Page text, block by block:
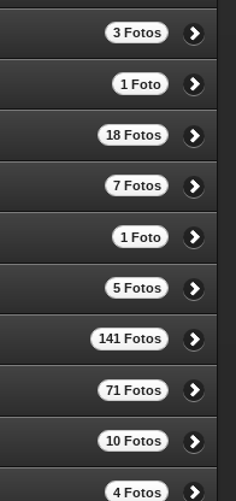
3 Fotos
1 Foto
18 Fotos
7 Fotos
1 Foto
5 Fotos
141 Fotos
71 Fotos
10 Fotos
4 Fotos